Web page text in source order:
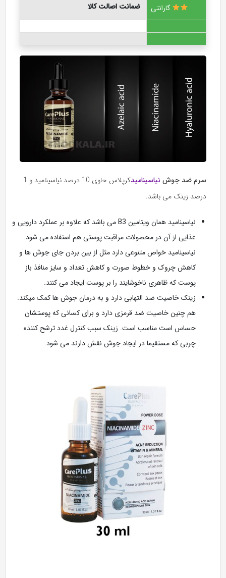
گارانتی ضمانت اصالت کالا
سرم ضد جوش نیاسینامید
کرپلاس حاوی 10 درصد نیاسینامید و 1
درصد زینک می باشد.
نیاسینامید همان ویتامین B3 می باشد که علاوه بر عملکرد دارویی و
غذایی از آن در محصولات مراقبت پوستی هم استفاده می شود.
نیاسینامید خواص متنوعی دارد مثل از بین بردن جای جوش ها و
کاهش چروک و خطوط صورت و کاهش تعداد و سایز منافذ باز
پوست که ظاهری ناخوشایند را بر پوست ایجاد می کنند.
زینک خاصیت ضد التهابی دارد و به درمان جوش ها کمک میکند.
هم چنین خاصیت ضد قرمزی دارد و برای کسانی که پوستشان
حساس است مناسب است. زینک سبب کنترل غدد ترشح کننده
چربی که مستقیما در ایجاد جوش نقش دارند می شود.